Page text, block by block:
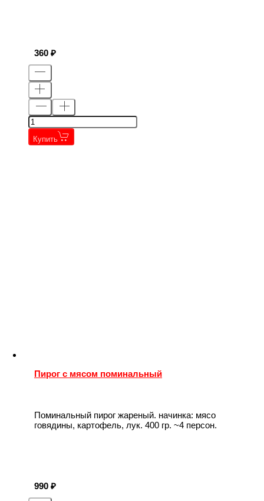
360
Купить
Пирог с мясом поминальный
Поминальный пирог жареный. начинка: мясо
говядины, картофель, лук. 400 гр. ~4 персон.
990